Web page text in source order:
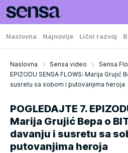
Naslovna Najnovije Lični razvoj
Naslovna Sensa video Sensa
EPIZODU SENSA FLOWS: Marija Grujić
susretu sa sobom i putovanjima heroja
POGLEDAJTE 7.
Marija Grujić Bepa o
davanju i susretu sa
putovanjima heroja